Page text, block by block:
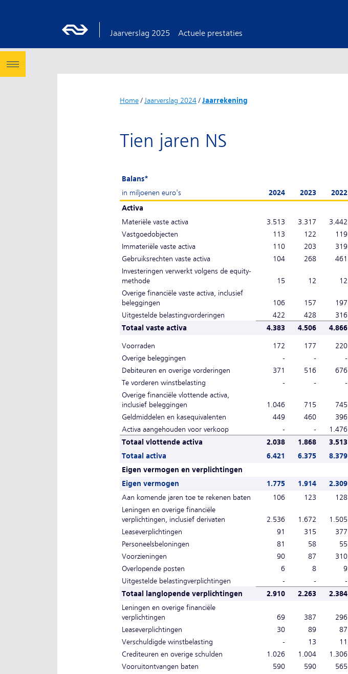
Jaarverslag 2025 Actuele prestaties
Home/ Jaarverslag 2024/Jaarrekening
Tien jaren NS
Balans*
in miljoenen euro's
2024 2023 2022
Activa
Materiële vaste activa
3.513 3.317 3.442
Vastgoedobjecten
113 122 119
Immateriële vaste activa
110 203 319
Gebruiksrechten vaste activa
104 268 461
Investeringen verwerkt volgens de equity-
methode
15 12 12
Overige financiële vaste activa, inclusief
beleggingen
106 157 197
Uitgestelde belastingvorderingen
422 428 316
Totaal vaste activa
4.383 4.506 4.866
Voorraden 172 177 220
Overige beleggingen
- - -
Debiteuren en overige vorderingen
371 516 676
Te vorderen winstbelasting
- - -
Overige financiële vlottende activa,
inclusief beleggingen
1.046 715 745
Geldmiddelen en kasequivalenten
449 460 396
Activa aangehouden voor verkoop
- - 1.476
Totaal vlottende activa
2.038 1.868 3.513
Totaal activa
6.421 6.375 8.379
Eigen vermogen en verplichtingen
Eigen vermogen
1.775 1.914 2.309
Aan komende jaren toe te rekenen baten
106 123 128
Leningen en overige financiële
verplichtingen, inclusief derivaten
2.536 1.672 1.505
Leaseverplichtingen
91 315 377
Personeelsbeloningen
81 58 55
Voorzieningen
90 87 310
Overlopende posten
6 8 9
Uitgestelde belastingverplichtingen
- - -
Totaal langlopende verplichtingen
2.910 2.263 2.384
Leningen en overige financiële
verplichtingen
69 387 296
Leaseverplichtingen
30 89 87
Verschuldigde winstbelasting
- 13 11
Crediteuren en overige schulden
1.026 1.004 1.306
Vooruitontvangen baten
590 590 565